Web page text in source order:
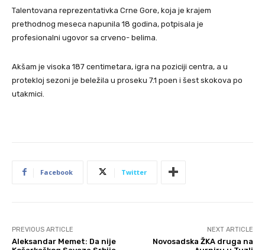
Talentovana reprezentativka Crne Gore, koja je krajem
prethodnog meseca napunila 18 godina, potpisala je
profesionalni ugovor sa crveno- belima.
Akšam je visoka 187 centimetara, igra na poziciji centra, a u
protekloj sezoni je beležila u proseku 7.1 poen i šest skokova po
utakmici.
Facebook Twitter
PREVIOUS ARTICLE
Aleksandar Memet: Da nije
NEXT ARTICLE
Novosadska ŽKA druga na